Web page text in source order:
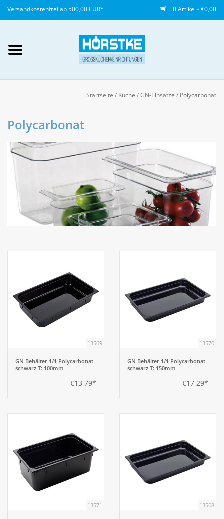
Versandkostenfrei ab 500,00 EUR* 0 Artikel - €0,00
anlegen
Buffet
Fingerfood
Aufsteller
Tafeln
Berufsbekleidung
Küchenmöbel
Startseite / Küche /GN-Einsätze / Polycarbonat
Polycarbonat
13569
GN Behälter 1/1 Polycarbonat
schwarz T: 100mm
€13,79*
13570
GN Behälter 1/1 Polycarbonat
schwarz T: 150mm
€17,29*
13571 13568